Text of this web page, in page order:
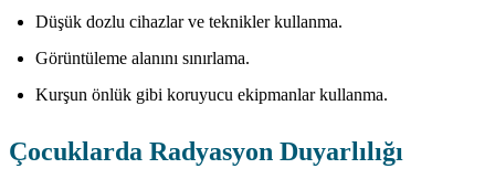
Düşük dozlu cihazlar ve teknikler kullanma.
Görüntüleme alanını sınırlama.
Kurşun önlük gibi koruyucu ekipmanlar kullanma.
Çocuklarda Radyasyon Duyarlılığı